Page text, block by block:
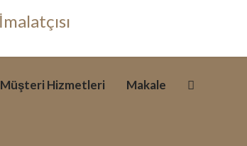
Müşteri Hizmetleri Makale